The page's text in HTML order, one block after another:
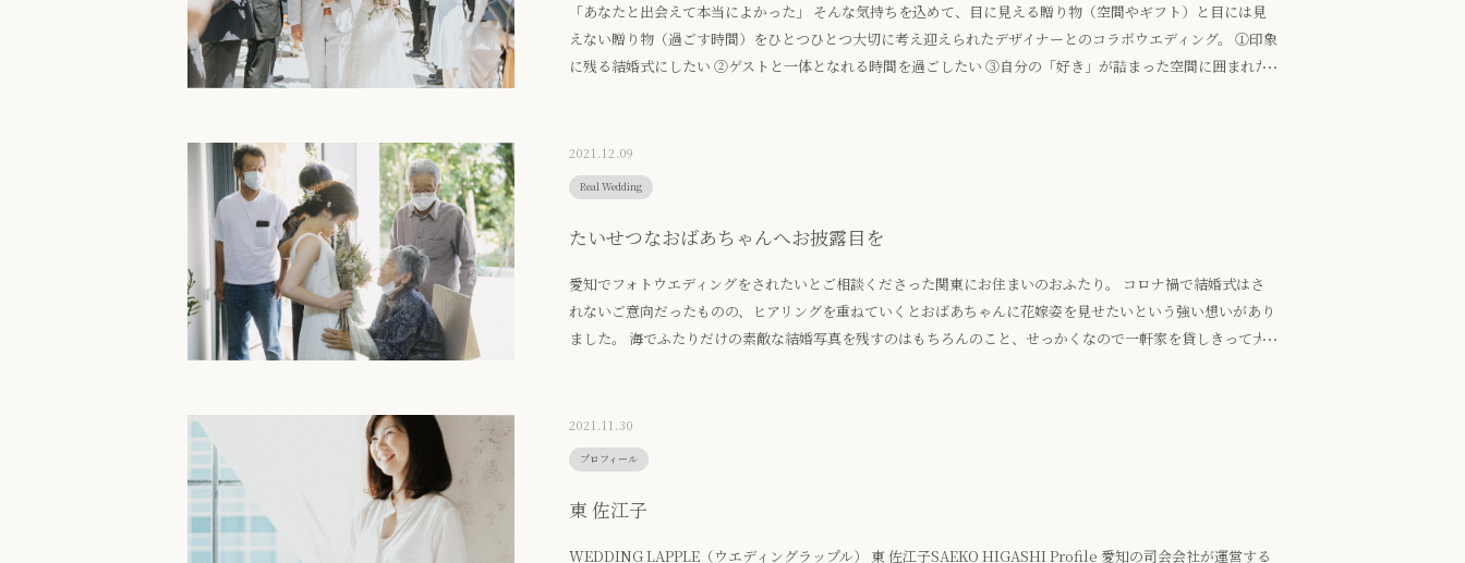
「あなたと出会えて本当によかった」 そんな気持ちを込めて、目に見える贈り物（空間やギフト）と目には見
えない贈り物（過ごす時間）をひとつひとつ大切に考え迎えられたデザイナーとのコラボウエディング。 ①印象
に残る結婚式にしたい ②ゲストと一体となれる時間を過ごしたい ③自分の「好き」が詰まった空間に囲まれた
2021.12.09
Real Wedding
たいせつなおばあちゃんへお披露目を
愛知でフォトウエディングをされたいとご相談くださった関東にお住まいのおふたり。 コロナ禍で結婚式はさ
れないご意向だったものの、ヒアリングを重ねていくとおばあちゃんに花嫁姿を見せたいという強い想いがあり
ました。 海でふたりだけの素敵な結婚写真を残すのはもちろんのこと、せっかくなので一軒家を貸しきって大
た。
2021.11.30
プロフィール
東 佐江子
WEDDING LAPPLE（ウエディングラップル） 東 佐江子SAEKO HIGASHI Profile 愛知の司会会社が運営する